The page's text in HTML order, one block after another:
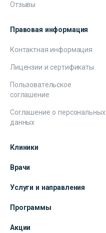
Отзывы
Правовая информация
Контактная информация
Лицензии и сертификаты
Пользовательское
соглашение
Соглашение о персональных
данных
Клиники
Врачи
Услуги и направления
Программы
Акции